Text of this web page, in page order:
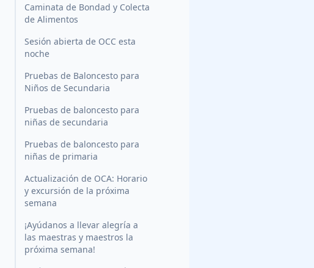
Caminata de Bondad y Colecta
de Alimentos
Sesión abierta de OCC esta
noche
Pruebas de Baloncesto para
Niños de Secundaria
Pruebas de baloncesto para
niñas de secundaria
Pruebas de baloncesto para
niñas de primaria
Actualización de OCA: Horario
y excursión de la próxima
semana
¡Ayúdanos a llevar alegría a
las maestras y maestros la
próxima semana!